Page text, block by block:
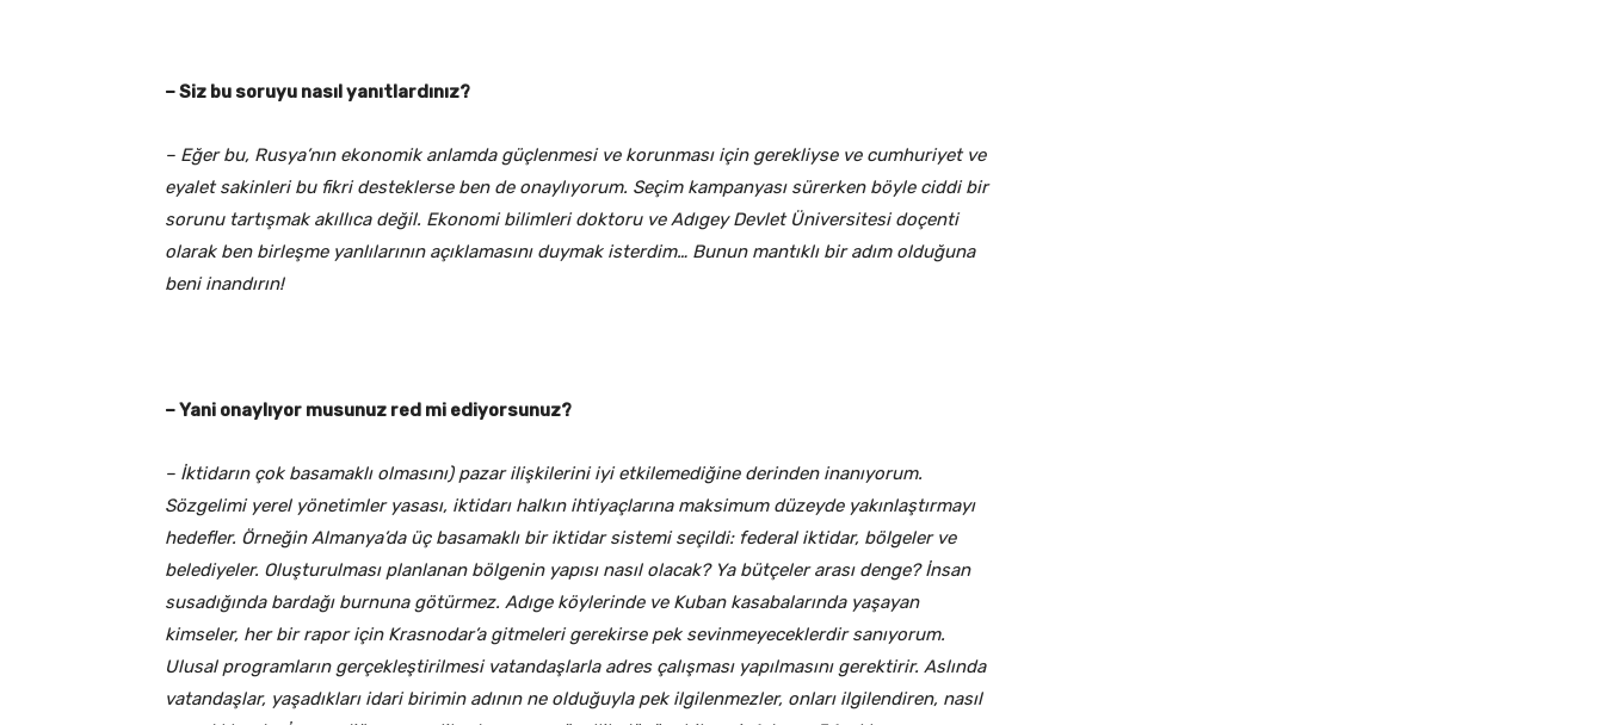
– Siz bu soruyu nasıl yanıtlardınız?
– Eğer bu, Rusya’nın ekonomik anlamda güçlenmesi ve korunması için gerekliyse ve cumhuriyet ve
eyalet sakinleri bu fikri desteklerse ben de onaylıyorum. Seçim kampanyası sürerken böyle ciddi bir
sorunu tartışmak akıllıca değil. Ekonomi bilimleri doktoru ve Adıgey Devlet Üniversitesi doçenti
olarak ben birleşme yanlılarının açıklamasını duymak isterdim… Bunun mantıklı bir adım olduğuna
beni inandırın!
– Yani onaylıyor musunuz red mi ediyorsunuz?
– İktidarın çok basamaklı olmasını) pazar ilişkilerini iyi etkilemediğine derinden inanıyorum.
Sözgelimi yerel yönetimler yasası, iktidarı halkın ihtiyaçlarına maksimum düzeyde yakınlaştırmayı
hedefler. Örneğin Almanya’da üç basamaklı bir iktidar sistemi seçildi: federal iktidar, bölgeler ve
belediyeler. Oluşturulması planlanan bölgenin yapısı nasıl olacak? Ya bütçeler arası denge? İnsan
susadığında bardağı burnuna götürmez. Adıge köylerinde ve Kuban kasabalarında yaşayan
kimseler, her bir rapor için Krasnodar’a gitmeleri gerekirse pek sevinmeyeceklerdir sanıyorum.
Ulusal programların gerçekleştirilmesi vatandaşlarla adres çalışması yapılmasını gerektirir. Aslında
vatandaşlar, yaşadıkları idari birimin adının ne olduğuyla pek ilgilenmezler, onları ilgilendiren, nasıl